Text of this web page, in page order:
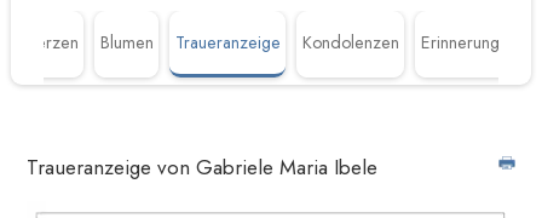
Kerzen Blumen Traueranzeige Kondolenzen Erinnerungen
Traueranzeige von Gabriele Maria Ibele